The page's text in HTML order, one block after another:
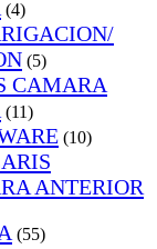
(4)
(5)
CAMARA
(11)
(10)
ANTERIOR
(55)